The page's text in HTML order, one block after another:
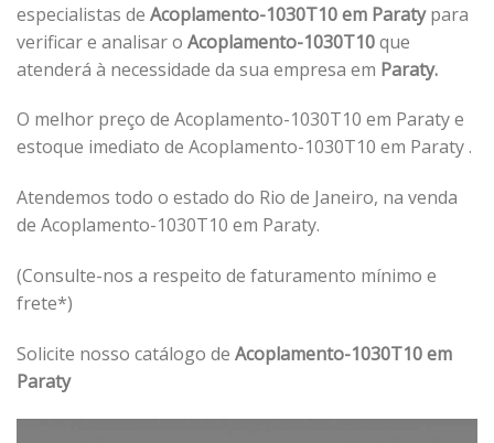
especialistas de Acoplamento-1030T10 em Paratypara
verificar e analisar o Acoplamento-1030T10que
atenderá à necessidade da sua empresa em Paraty.
O melhor preço de Acoplamento-1030T10 em Paraty e
estoque imediato de Acoplamento-1030T10 em Paraty .
Atendemos todo o estado do Rio de Janeiro, na venda
de Acoplamento-1030T10 em Paraty.
(Consulte-nos a respeito de faturamento mínimo e
frete*)
Solicite nosso catálogo de Acoplamento-1030T10 em
Paraty